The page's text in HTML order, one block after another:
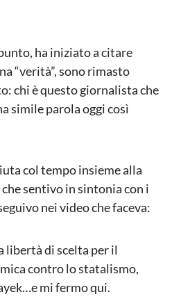
ha iniziato a citare
“verità”, sono rimasto
chi è questo giornalista che
simile parola oggi così
col tempo insieme alla
sentivo in sintonia con i
nei video che faceva:
libertà di scelta per il
contro lo statalismo,
mi fermo qui.